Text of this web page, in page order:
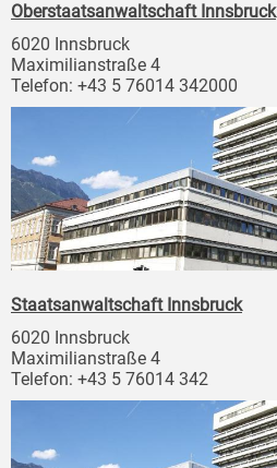
Oberstaatsanwaltschaft Innsbruck
6020 Innsbruck
Maximilianstraße 4
Telefon: +43 5 76014 342000
Staatsanwaltschaft Innsbruck
6020 Innsbruck
Maximilianstraße 4
Telefon: +43 5 76014 342